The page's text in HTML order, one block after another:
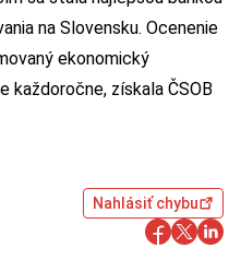
na Slovensku. Ocenenie
ekonomický
každoročne, získala ČSOB
Nahlásiť chybu